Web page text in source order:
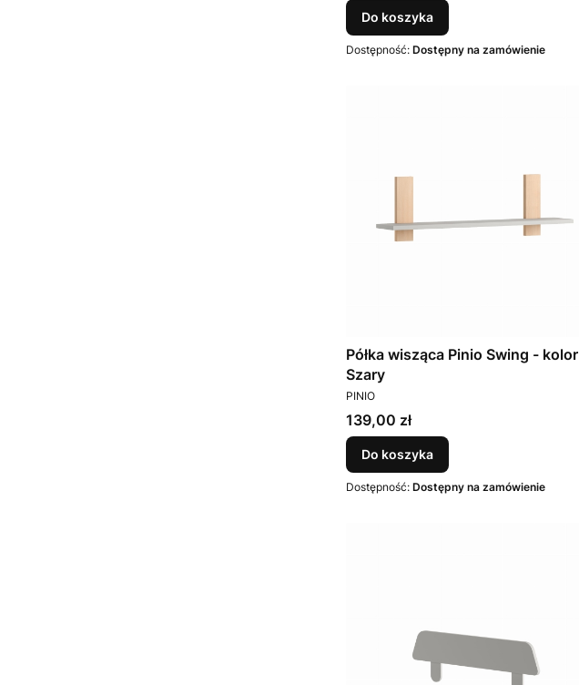
Do koszyka
Dostępność: Dostępny na zamówienie
Półka wisząca Pinio Swing - kolor
Szary
PRODUCENT
PINIO
Cena
139,00 zł
Do koszyka
Dostępność: Dostępny na zamówienie